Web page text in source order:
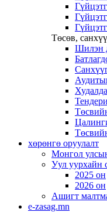
Төсөв,
Шилэн
хөрөнгө оруулалт
Монгол
Уул уурхайн
2025 он
2026 он
Ашигт
e-zasag.mn